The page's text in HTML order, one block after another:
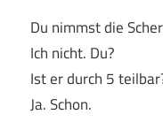
Du nimmst die
Ich nicht. Du?
Ist er durch 5
Ja. Schon.